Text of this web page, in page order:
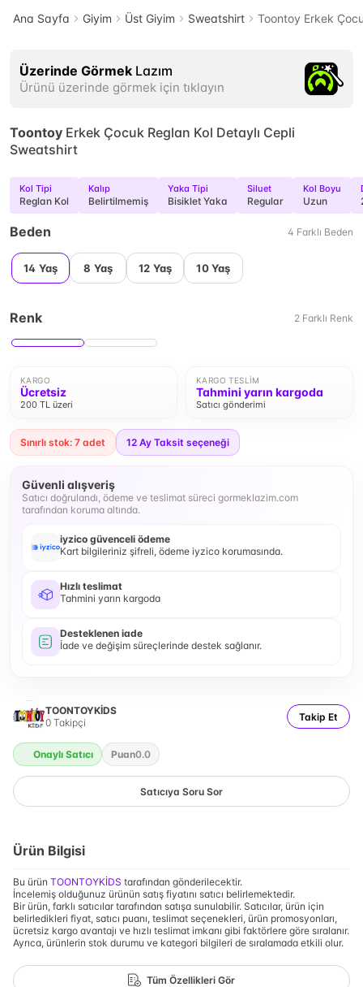
Ana Sayfa Giyim Üst Giyim Sweatshirt Toontoy Erkek
Üzerinde Görmek Lazım
Ürünü üzerinde görmek için tıklayın
Toontoy Erkek Çocuk Reglan Kol Detaylı Cepli
Sweatshirt
Kol Tipi
Reglan Kol
Kalıp
Belirtilmemiş
Yaka Tipi
Bisiklet Yaka
Siluet
Regular
Kol Boyu
Uzun
Beden 4 Farklı Beden
14 Yaş 8 Yaş 12 Yaş 10 Yaş
Renk 2 Farklı Renk
KARGO
Ücretsiz
200 TL üzeri
KARGO TESLIM
Tahmini yarın kargoda
Satıcı gönderimi
Sınırlı stok: 7 adet 12 Ay Taksit seçeneği
Güvenli alışveriş
Satıcı doğrulandı, ödeme ve teslimat süreci gormeklazim.com
tarafından koruma altında.
iyzico güvenceli ödeme
Kart bilgileriniz şifreli, ödeme iyzico korumasında.
Hızlı teslimat
Tahmini yarın kargoda
Desteklenen iade
İade ve değişim süreçlerinde destek sağlanır.
TOONTOYKİDS
0 Takipçi Takip Et
Onaylı Satıcı Puan0.0
Satıcıya Soru Sor
Ürün Bilgisi
Bu ürün TOONTOYKİDS tarafından gönderilecektir.
İncelemiş olduğunuz ürünün satış fiyatını satıcı belirlemektedir.
Bir ürün, farklı satıcılar tarafından satışa sunulabilir. Satıcılar, ürün için
belirledikleri fiyat, satıcı puanı, teslimat seçenekleri, ürün promosyonları,
ücretsiz kargo avantajı ve hızlı teslimat imkanı gibi faktörlere göre sıralanır.
Ayrıca, ürünlerin stok durumu ve kategori bilgileri de sıralamada etkili olur.
Tüm Özellikleri Gör